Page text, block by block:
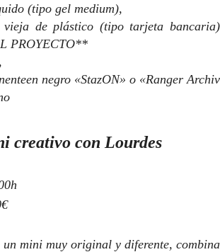
(tipo gel medium),
de plástico (tipo tarjeta
PROYECTO**
negro «StazON» o «Ranger
creativo con Lourdes
un mini muy original y diferente,